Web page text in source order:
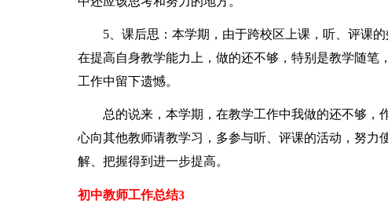
5、课后思：本学期，由于跨校区上课，听、评课的
在提高自身教学能力上，做的还不够，特别是教学随笔
工作中留下遗憾。
总的说来，本学期，在教学工作中我做的还不够，
心向其他教师请教学习，多参与听、评课的活动，努力
解、把握得到进一步提高。
初中教师工作总结3